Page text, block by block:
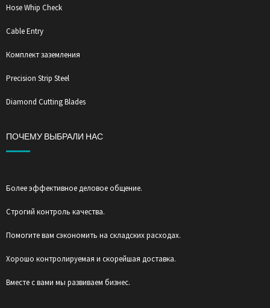
Hose Whip Check
Cable Entry
Комплект заземления
Precision Strip Steel
Diamond Cutting Blades
ПОЧЕМУ ВЫБРАЛИ НАС
Более эффективное деловое общение.
Строгий контроль качества.
Помогите вам сэкономить на складских расходах.
Хорошо контролируемая и скорейшая доставка.
Вместе с вами мы развиваем бизнес.